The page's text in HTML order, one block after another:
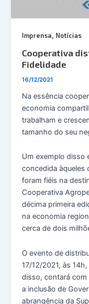
Imprensa, Notícias
Cooperativa
Fidelidade
16/12/2021
Na essência
economia
trabalham e
tamanho do seu
Um exemplo disso
concedida àqueles
foram fiéis na
Cooperativa
décima primeira
na economia
cerca de dois
O evento de
17/12/2021, às
disso, contará
a inclusão de
abrangência da